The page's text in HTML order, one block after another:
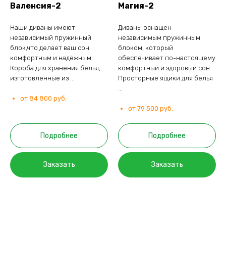
Валенсия-2
Наши диваны имеют
независимый пружинный
блок,что делает ваш сон
комфортным и надёжным.
Короба для хранения белья,
изготовленные из ...
от 84 800 руб.
Подробнее
Заказать
Магия-2
Диваны оснащен
независимым пружинным
блоком, который
обеспечивает по-настоящему
комфортный и здоровый сон.
Просторные ящики для белья
от 79 500 руб.
Подробнее
Заказать